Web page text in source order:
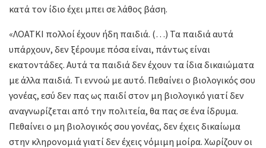
κατά τον ίδιο έχει μπει σε λάθος βάση.
«ΛΟΑΤΚΙ πολλοί έχουν ήδη παιδιά. (…) Τα παιδιά αυτά
υπάρχουν, δεν ξέρουμε πόσα είναι, πάντως είναι
εκατοντάδες. Αυτά τα παιδιά δεν έχουν τα ίδια δικαιώματα
με άλλα παιδιά. Τι εννοώ με αυτό. Πεθαίνει ο βιολογικός σου
γονέας, εσύ δεν πας ως παιδί στον μη βιολογικό γιατί δεν
αναγνωρίζεται από την πολιτεία, θα πας σε ένα ίδρυμα.
Πεθαίνει ο μη βιολογικός σου γονέας, δεν έχεις δικαίωμα
στην κληρονομιά γιατί δεν έχεις νόμιμη μοίρα. Χωρίζουν οι